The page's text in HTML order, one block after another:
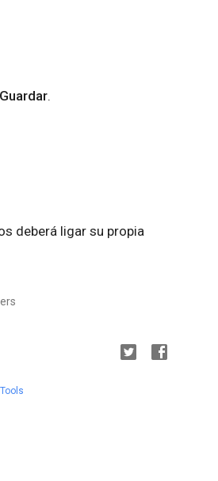
Guardar.
deberá ligar su propia